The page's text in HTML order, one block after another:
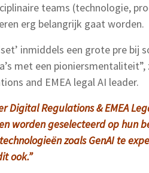
teams (technologie,
erg belangrijk gaat worden.
inmiddels een grote pre bij
met een
and EMEA legal AI leader.
Digital Regulations & EMEA
worden geselecteerd op hun
zoals GenAI te
ook.”